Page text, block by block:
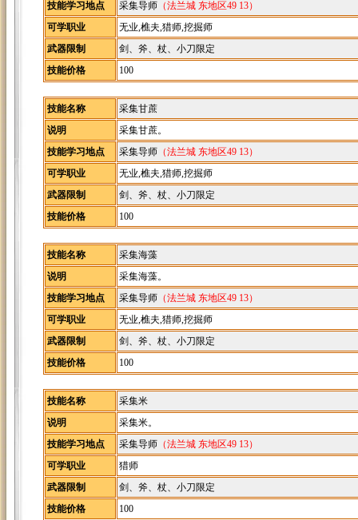
技能学习地点 采集导师 （法兰城 东地区49 13）
可学职业
无业,樵夫,猎师,挖掘师
武器限制
剑、斧、杖、小刀限定
技能价格
100
技能名称
采集甘蔗
说明
采集甘蔗。
技能学习地点
采集导师 （法兰城 东地区49 13）
可学职业
无业,樵夫,猎师,挖掘师
武器限制
剑、斧、杖、小刀限定
技能价格
100
技能名称
采集海藻
说明
采集海藻。
技能学习地点
采集导师 （法兰城 东地区49 13）
可学职业
无业,樵夫,猎师,挖掘师
武器限制
剑、斧、杖、小刀限定
技能价格
100
技能名称
采集米
说明
采集米。
技能学习地点
采集导师 （法兰城 东地区49 13）
可学职业
猎师
武器限制
剑、斧、杖、小刀限定
技能价格
100